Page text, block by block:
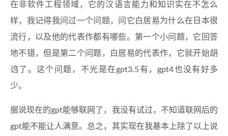
在非软件工程领域，它的汉语言能力和知识实在不怎么
样，我记得我问过一个问题，问它白居易为什么在日本很
流行，以及他的代表作都有哪些。第一个小问题，它回答
地不错，但是第二个问题，白居易的代表作，它就开始胡
诌了。这个问题，不光是在gpt3.5有，gpt4也没有好多
少。
据说现在的gpt能够联网了，我没有试过，不知道联网后的
gpt能不能让人满意。总之，其实现在我基本上除了以上说